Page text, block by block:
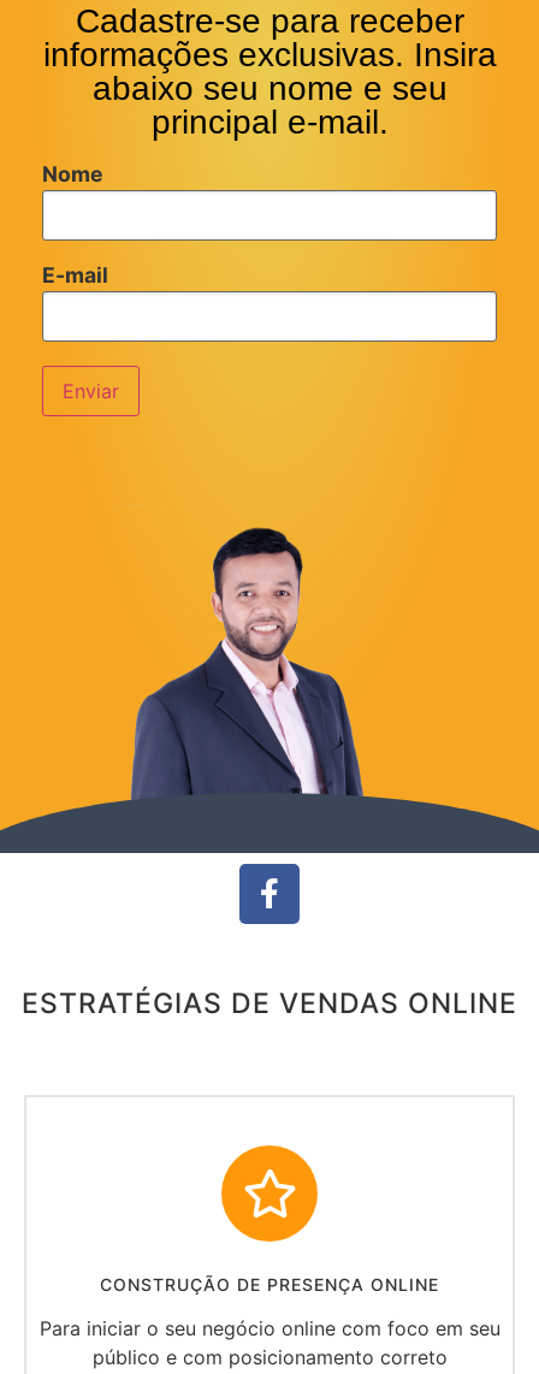
Cadastre-se para receber
informações exclusivas. Insira
abaixo seu nome e seu
principal e-mail.
Nome
E-mail
Enviar
ESTRATÉGIAS DE VENDAS ONLINE
CONSTRUÇÃO DE PRESENÇA ONLINE
Para iniciar o seu negócio online com foco em seu
público e com posicionamento correto